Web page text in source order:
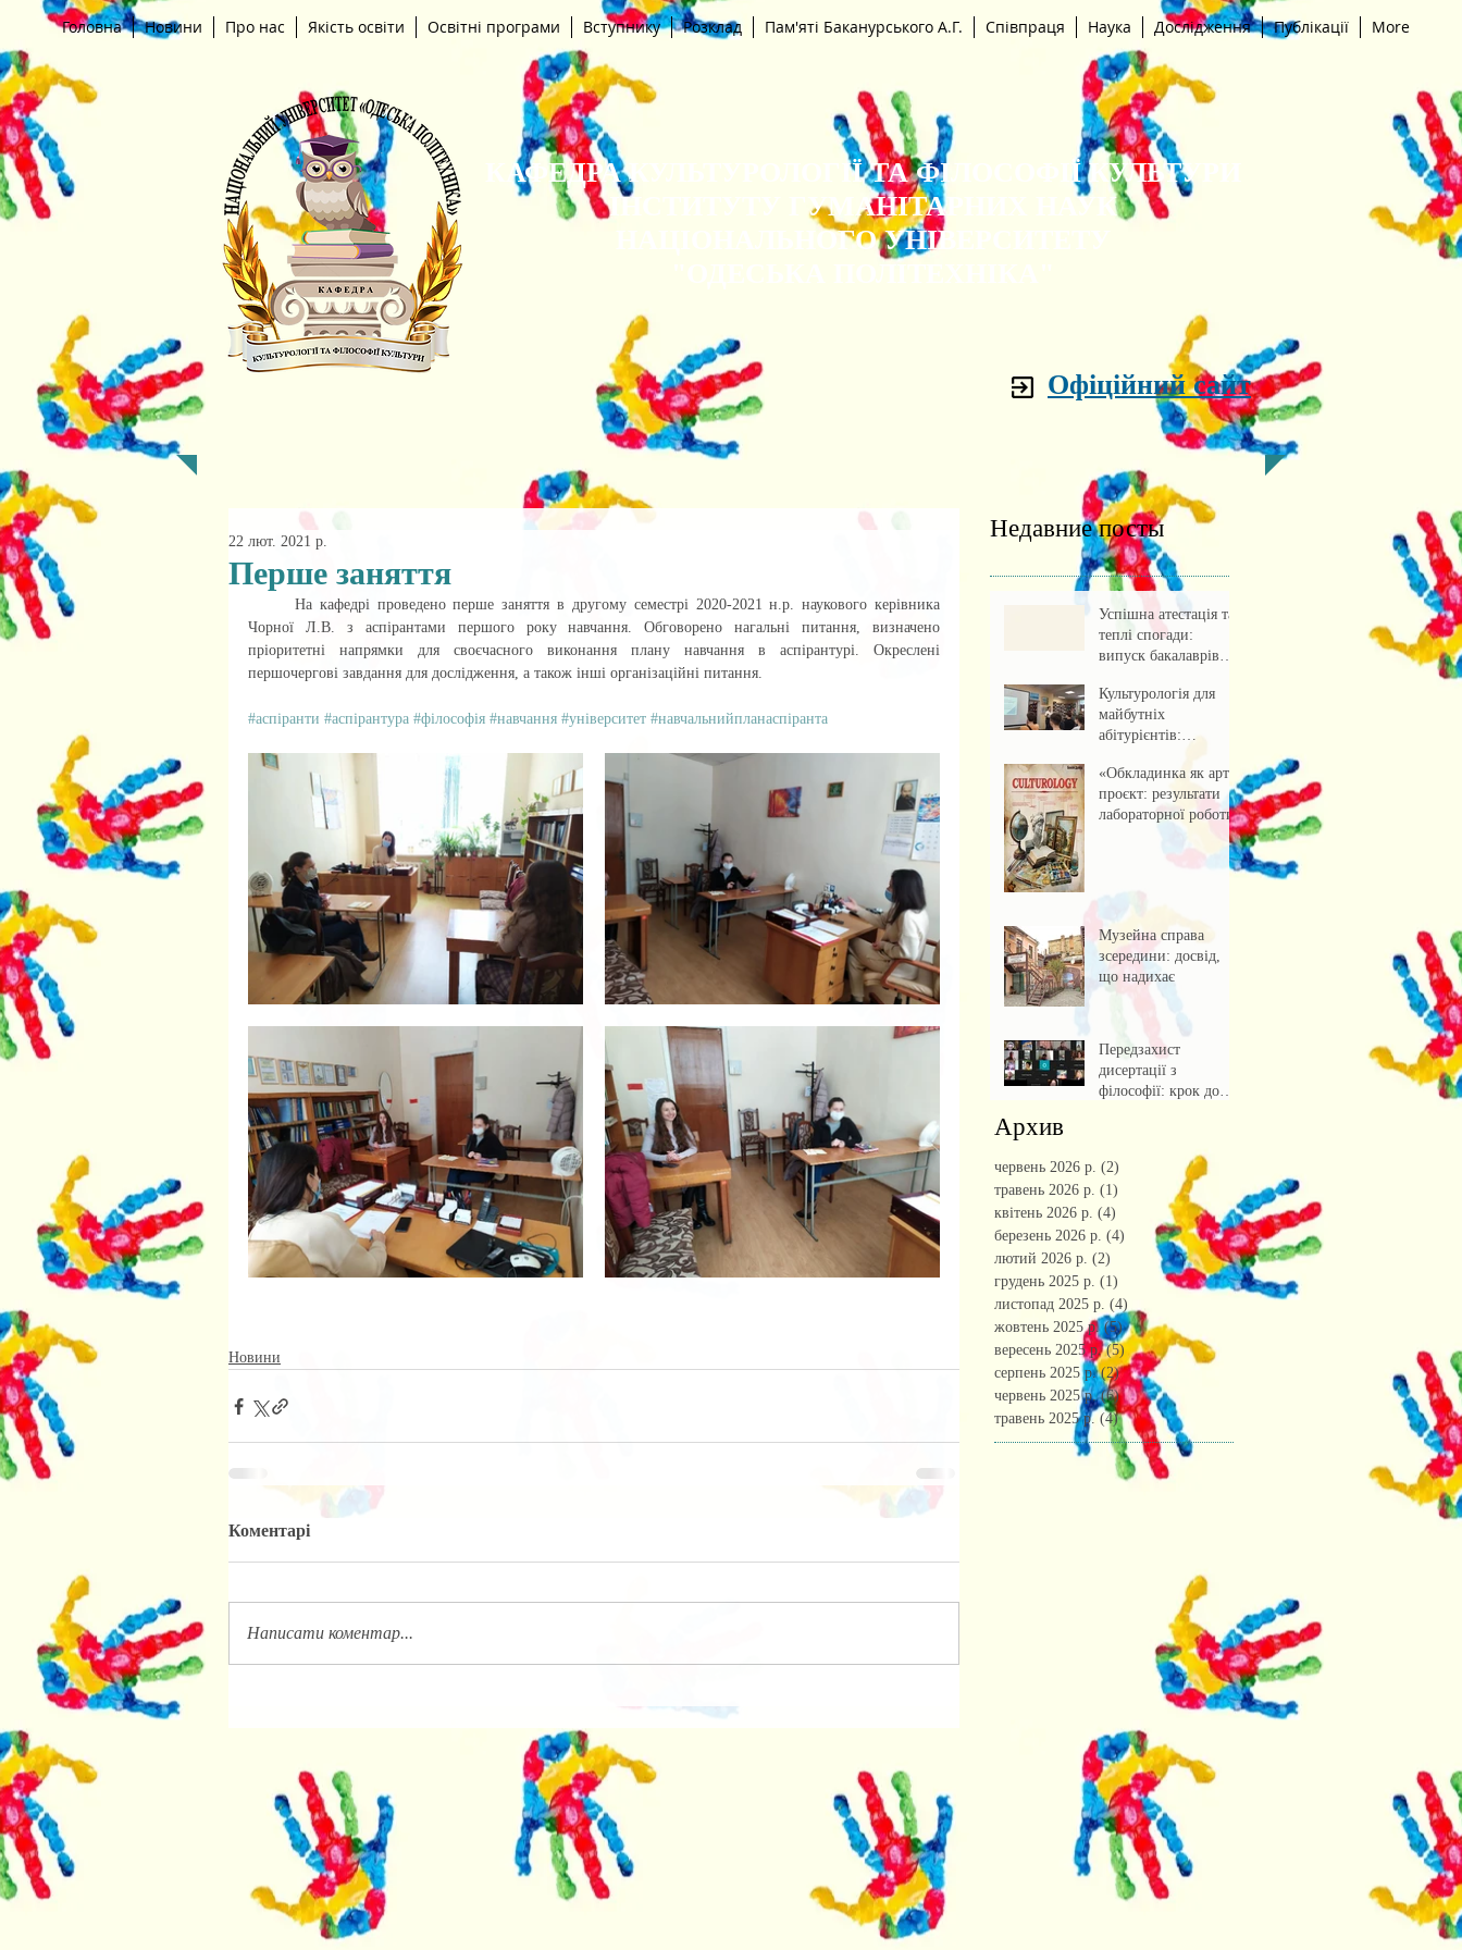
Головна Новини Про нас Якість освіти Освітні програми Вступнику Розклад Пам'яті Баканурського А.Г. Співпраця Наука Дослідження Публікації More
КАФЕДРА КУЛЬТУРОЛОГІЇ ТА ФІЛОСОФІЇ КУЛЬТУРИ
ІНСТИТУТУ ГУМАНІТАРНИХ НАУК
НАЦІОНАЛЬНОГО УНІВЕРСИТЕТУ
"ОДЕСЬКА ПОЛІТЕХНІКА"
Офіційний сайт
Перше заняття
22 лют. 2021 р.
Чорної Л.В. з аспірантами першого року навчання. Обговорено нагальні питання, визначено
пріоритетні напрямки для своєчасного виконання плану навчання в аспірантурі. Окреслені
першочергові завдання для дослідження, а також інші організаційні питання.
#аспіранти #аспірантура #філософія #навчання #університет #навчальнийпланаспіранта
Новини
Коментарі
Написати коментар...
Недавние посты
Успішна атестація та
теплі спогади:
випуск бакалаврів
Культурологія для
майбутніх
абітурієнтів:
зустріч із учнями
ліцею
«Обкладинка як арт-
проєкт: результати
лабораторної роботи»
Музейна справа
зсередини: досвід,
що надихає
Передзахист
дисертації з
філософії: крок до
Архив
червень 2026 р. (2)
травень 2026 р. (1)
квітень 2026 р. (4)
березень 2026 р. (4) 4 пости
лютий 2026 р. (2) 2 пости
грудень 2025 р. (1)
листопад 2025 р. (4)
жовтень 2025 р. (5)5 постів
вересень 2025 р. (5) 5 постів
серпень 2025 р. (2)2 пости
червень 2025 р. (6)6 постів
травень 2025 р. (4)4 пости